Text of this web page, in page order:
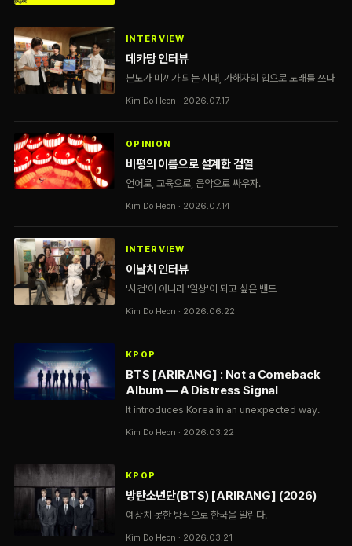
INTERVIEW
데카당 인터뷰
분노가 미끼가 되는 시대, 가해자의 입으로 노래를 쓰다
Kim Do Heon · 2026.07.17
OPINION
비평의 이름으로 설계한 검열
언어로, 교육으로, 음악으로 싸우자.
Kim Do Heon · 2026.07.14
INTERVIEW
이날치 인터뷰
'사건'이 아니라 '일상'이 되고 싶은 밴드
Kim Do Heon · 2026.06.22
KPOP
BTS [ARIRANG] : Not a Comeback
Album — A Distress Signal
It introduces Korea in an unexpected way.
Kim Do Heon · 2026.03.22
KPOP
방탄소년단(BTS) [ARIRANG] (2026)
예상치 못한 방식으로 한국을 알린다.
Kim Do Heon · 2026.03.21